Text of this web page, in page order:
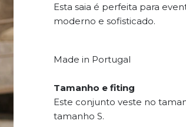
Esta saia é perfeita para
moderno e sofisticado.
Made in Portugal
Tamanho e fiting
Este conjunto veste no
tamanho S.